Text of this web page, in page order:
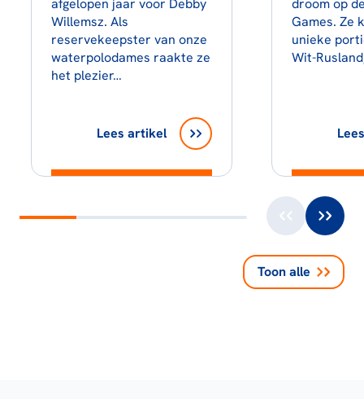
afgelopen jaar voor Debby
Willemsz. Als
reservekeepster van onze
waterpolodames raakte ze
het plezier…
Lees artikel
droom op
Games. Ze
unieke
Wit-
Toon alle